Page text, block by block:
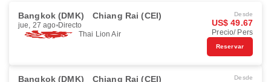
Bangkok (DMK) Chiang Rai (CEI)
jue, 27 ago Directo
Thai Lion Air
Desde
US$ 49.67
Precio/ Pers
Reservar
Bangkok (DMK) Chiang Rai (CEI) Desde